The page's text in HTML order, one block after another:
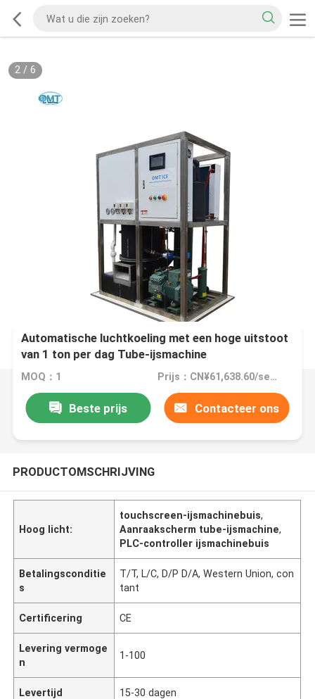
2/ 6
Automatische luchtkoeling met een hoge uitstoot
van 1 ton per dag Tube-ijsmachine
MOQ：1 Prijs：CN¥61,638.60/sets 1-2 sets
Beste prijs Contacteer ons
PRODUCTOMSCHRIJVING
Hoog licht:
touchscreen-ijsmachinebuis,
Aanraakscherm tube-ijsmachine,
PLC-controller ijsmachinebuis
Betalingsconditie
s
T/T, L/C, D/P D/A, Western Union, con
tant
Certificering CE
Levering vermoge
n
1-100
Levertijd 15-30 dagen